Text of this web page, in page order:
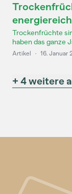
energiereich
Trockenfrüchte
haben das ganze
Artikel · 16. Januar
+ 4 weitere